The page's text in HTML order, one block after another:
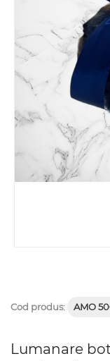
Cod produs: AMO
Lumanare